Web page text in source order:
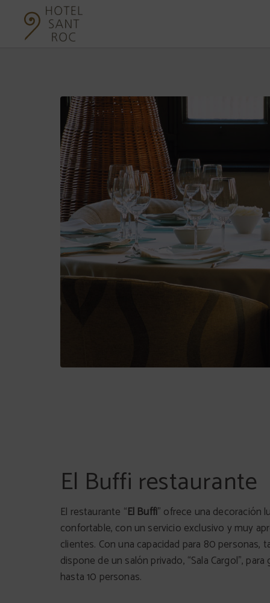
El Buffi restaurante
El restaurante “El Buffi” ofrece una decoración
confortable, con un servicio exclusivo y muy
clientes. Con una capacidad para 80 personas,
dispone de un salón privado, “Sala Cargol”,
hasta 10 personas.